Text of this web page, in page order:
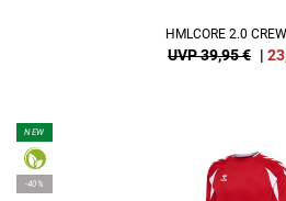
HMLCORE 2.0
UVP 39,95 € |
NEW
-40%